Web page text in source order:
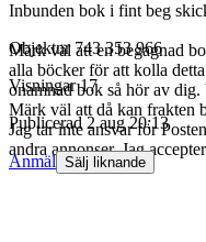
Inbunden bok i fint beg
Märk väl att en begagnad
alla böcker för att kolla
onamnad bok så hör av
Märk väl att då kan frakten
Jag tar inte ansvar för
andra annonser. Jag
Objektnr 743 353 966
Visningar 17
Publicerad 2 aug 20:13
Anmäl Sälj liknande